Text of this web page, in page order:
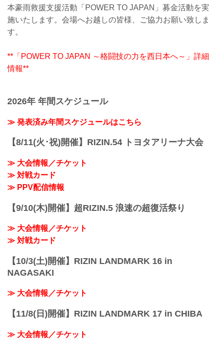
本豪雨救援支援活動「POWER TO JAPAN」募金活動を実
施いたします。会場へお越しの皆様、ご協力お願い致しま
す。
**「POWER TO JAPAN ～格闘技の力を西日本へ～」詳細
情報**
2026年 年間スケジュール
≫ 発表済み年間スケジュールはこちら
【8/11(火･祝)開催】RIZIN.54 トヨタアリーナ大会
≫ 大会情報／チケット
≫ 対戦カード
≫ PPV配信情報
【9/10(木)開催】超RIZIN.5 浪速の超復活祭り
≫ 大会情報／チケット
≫ 対戦カード
【10/3(土)開催】RIZIN LANDMARK 16 in
NAGASAKI
≫ 大会情報／チケット
【11/8(日)開催】RIZIN LANDMARK 17 in CHIBA
≫ 大会情報／チケット